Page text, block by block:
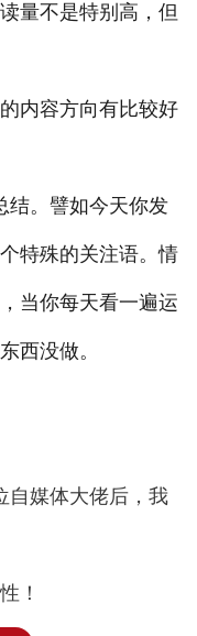
量不是特别高，但
内容方向有比较好
结。譬如今天你发
特殊的关注语。情
当你每天看一遍运
西没做。
自媒体大佬后，我
！